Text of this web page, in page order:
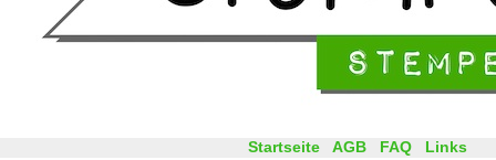
Startseite AGB FAQ Links